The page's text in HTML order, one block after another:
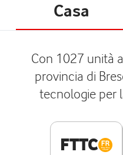
Casa
Con 1027 unità
provincia di
tecnologie per
FTTC